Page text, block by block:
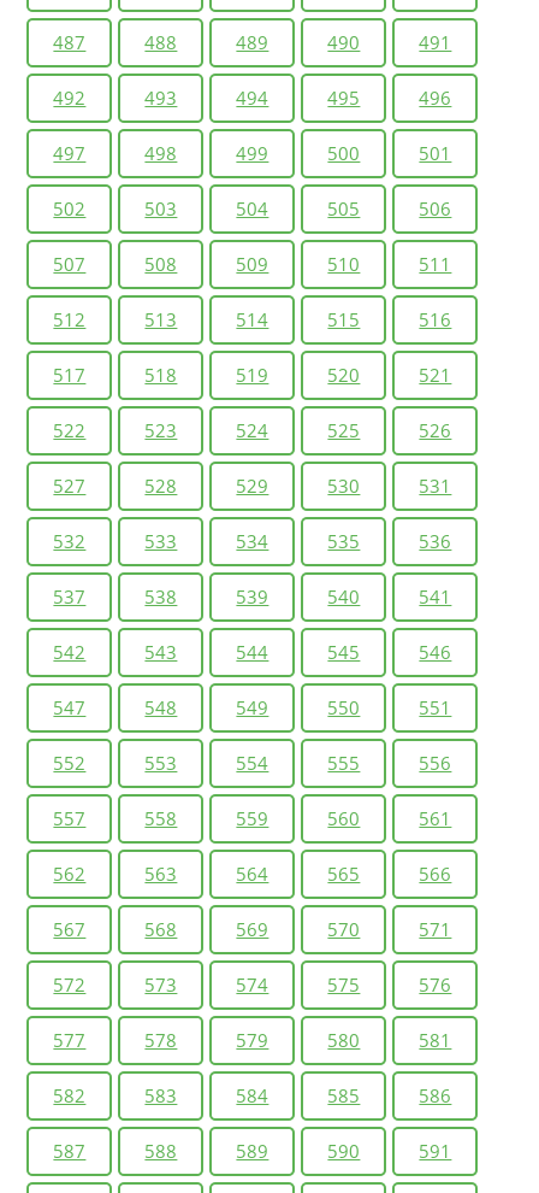
487 488 489 490 491
492 493 494 495 496
497 498 499 500 501
502 503 504 505 506
507 508 509 510 511
512 513 514 515 516
517 518 519 520 521
522 523 524 525 526
527 528 529 530 531
532 533 534 535 536
537 538 539 540 541
542 543 544 545 546
547 548 549 550 551
552 553 554 555 556
557 558 559 560 561
562 563 564 565 566
567 568 569 570 571
572 573 574 575 576
577 578 579 580 581
582 583 584 585 586
587 588 589 590 591